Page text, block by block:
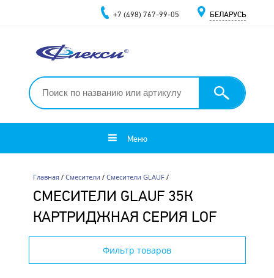
+7 (498) 767-99-05 БЕЛАРУСЬ
Меню
Главная/ Смесители / Смесители GLAUF/
СМЕСИТЕЛИ GLAUF 35К
КАРТРИДЖНАЯ СЕРИЯ LOF
Фильтр товаров